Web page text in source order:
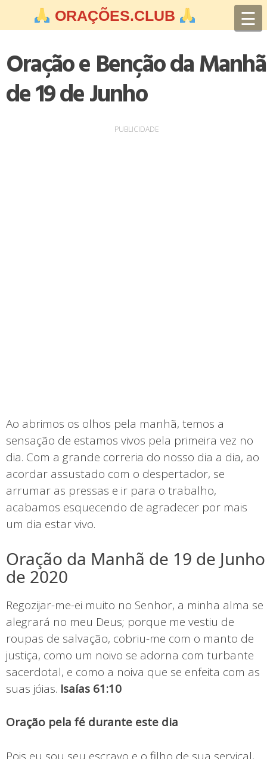
ORAÇÕES.CLUB ☰
Oração e Benção da Manhã
de 19 de Junho
PUBLICIDADE
Ao abrimos os olhos pela manhã, temos a
sensação de estamos vivos pela primeira vez no
dia. Com a grande correria do nosso dia a dia, ao
acordar assustado com o despertador, se
arrumar as pressas e ir para o trabalho,
acabamos esquecendo de agradecer por mais
um dia estar vivo.
Oração da Manhã de 19 de Junho
de 2020
Regozijar-me-ei muito no Senhor, a minha alma se
alegrará no meu Deus; porque me vestiu de
roupas de salvação, cobriu-me com o manto de
justiça, como um noivo se adorna com turbante
sacerdotal, e como a noiva que se enfeita com as
suas jóias. Isaías 61:10
Oração pela fé durante este dia
Pois eu sou seu escravo e o filho de sua serviçal,